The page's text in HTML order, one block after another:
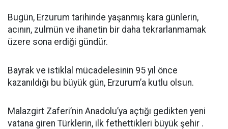
Bugün, Erzurum tarihinde yaşanmış kara günlerin,
acının, zulmün ve ihanetin bir daha tekrarlanmamak
üzere sona erdiği gündür.
Bayrak ve istiklal mücadelesinin 95 yıl önce
kazanıldığı bu büyük gün, Erzurum’a kutlu olsun.
Malazgirt Zaferi’nin Anadolu’ya açtığı gedikten yeni
vatana giren Türklerin, ilk fethettikleri büyük şehir .